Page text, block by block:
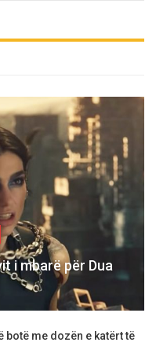
i mbarë për Dua
botë me dozën e katërt të